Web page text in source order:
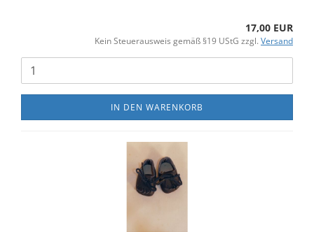
17,00 EUR
Kein Steuerausweis gemäß §19 UStG zzgl. Versand
IN DEN WARENKORB